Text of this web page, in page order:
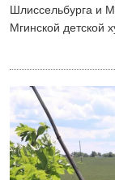
Шлиссельбурга и
Мгинской детской